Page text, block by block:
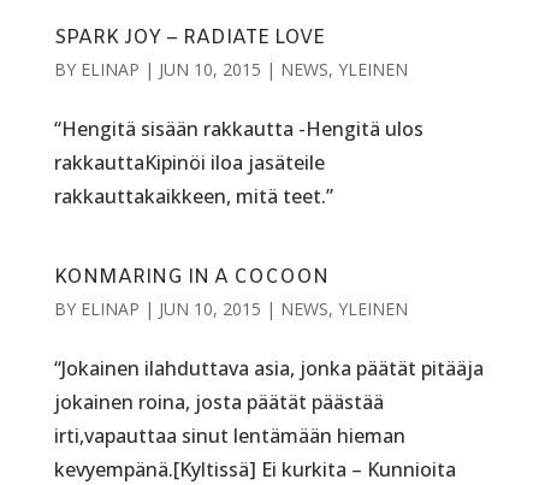
SPARK JOY – RADIATE LOVE
BY ELINAP | JUN 10, 2015 | NEWS, YLEINEN
“Hengitä sisään rakkautta -Hengitä ulos
rakkauttaKipinöi iloa jasäteile
rakkauttakaikkeen, mitä teet.”
KONMARING IN A COCOON
BY ELINAP | JUN 10, 2015 | NEWS, YLEINEN
“Jokainen ilahduttava asia, jonka päätät pitääja
jokainen roina, josta päätät päästää
irti,vapauttaa sinut lentämään hieman
kevyempänä.[Kyltissä] Ei kurkita – Kunnioita